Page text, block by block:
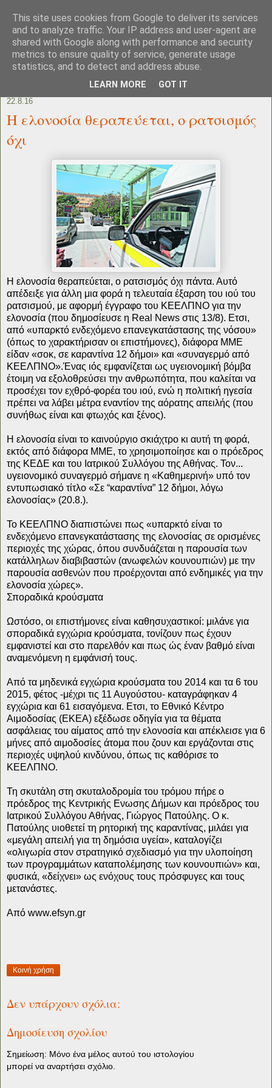
22.8.16
H ελονοσία θεραπεύεται, ο ρατσισμός
όχι
Η ελονοσία θεραπεύεται, ο ρατσισμός όχι πάντα. Αυτό
απέδειξε για άλλη μια φορά η τελευταία έξαρση του ιού του
ρατσισμού, με αφορμή έγγραφο του ΚΕΕΛΠΝΟ για την
ελονοσία (που δημοσίευσε η Real News στις 13/8). Ετσι,
από «υπαρκτό ενδεχόμενο επανεγκατάστασης της νόσου»
(όπως το χαρακτήρισαν οι επιστήμονες), διάφορα ΜΜΕ
είδαν «σοκ, σε καραντίνα 12 δήμοι» και «συναγερμό από
ΚΕΕΛΠΝΟ».Ένας ιός εμφανίζεται ως υγειονομική βόμβα
έτοιμη να εξολοθρεύσει την ανθρωπότητα, που καλείται να
προσέχει τον εχθρό-φορέα του ιού, ενώ η πολιτική ηγεσία
πρέπει να λάβει μέτρα εναντίον της αόρατης απειλής (που
συνήθως είναι και φτωχός και ξένος).
Η ελονοσία είναι το καινούργιο σκιάχτρο κι αυτή τη φορά,
εκτός από διάφορα ΜΜΕ, το χρησιμοποίησε και ο πρόεδρος
της ΚΕΔΕ και του Ιατρικού Συλλόγου της Αθήνας. Τον...
υγειονομικό συναγερμό σήμανε η «Καθημερινή» υπό τον
εντυπωσιακό τίτλο «Σε “καραντίνα” 12 δήμοι, λόγω
ελονοσίας» (20.8.).
Το ΚΕΕΛΠΝΟ διαπιστώνει πως «υπαρκτό είναι το
ενδεχόμενο επανεγκατάστασης της ελονοσίας σε ορισμένες
περιοχές της χώρας, όπου συνδυάζεται η παρουσία των
κατάλληλων διαβιβαστών (ανωφελών κουνουπιών) με την
παρουσία ασθενών που προέρχονται από ενδημικές για την
ελονοσία χώρες».
Σποραδικά κρούσματα
Ωστόσο, οι επιστήμονες είναι καθησυχαστικοί: μιλάνε για
σποραδικά εγχώρια κρούσματα, τονίζουν πως έχουν
εμφανιστεί και στο παρελθόν και πως ώς έναν βαθμό είναι
αναμενόμενη η εμφάνισή τους.
Από τα μηδενικά εγχώρια κρούσματα του 2014 και τα 6 του
2015, φέτος -μέχρι τις 11 Αυγούστου- καταγράφηκαν 4
εγχώρια και 61 εισαγόμενα. Ετσι, το Εθνικό Κέντρο
Αιμοδοσίας (ΕΚΕΑ) εξέδωσε οδηγία για τα θέματα
ασφάλειας του αίματος από την ελονοσία και απέκλεισε για 6
μήνες από αιμοδοσίες άτομα που ζουν και εργάζονται στις
περιοχές υψηλού κινδύνου, όπως τις καθόρισε το
ΚΕΕΛΠΝΟ.
Τη σκυτάλη στη σκυταλοδρομία του τρόμου πήρε ο
πρόεδρος της Κεντρικής Ενωσης Δήμων και πρόεδρος του
Ιατρικού Συλλόγου Αθήνας, Γιώργος Πατούλης. Ο κ.
Πατούλης υιοθετεί τη ρητορική της καραντίνας, μιλάει για
«μεγάλη απειλή για τη δημόσια υγεία», καταλογίζει
«ολιγωρία στον στρατηγικό σχεδιασμό για την υλοποίηση
των προγραμμάτων καταπολέμησης των κουνουπιών» και,
φυσικά, «δείχνει» ως ενόχους τους πρόσφυγες και τους
μετανάστες.
Από www.efsyn.gr
Κοινή χρήση
Δεν υπάρχουν σχόλια:
Δημοσίευση σχολίου
Σημείωση: Μόνο ένα μέλος αυτού του ιστολογίου
μπορεί να αναρτήσει σχόλιο.
This site uses cookies from Google to deliver its services
and to analyze traffic. Your IP address and user-agent are
shared with Google along with performance and security
metrics to ensure quality of service, generate usage
statistics, and to detect and address abuse.
LEARN MORE GOT IT